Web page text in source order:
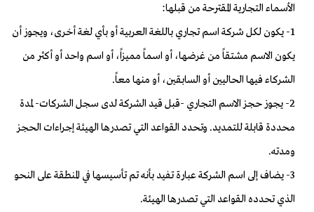
الأسماء التجارية المقترحة من قبلها:
1- يكون لكل شركة اسم تجاري باللغة العربية أو بأي لغة أخرى، ويجوز أن
يكون الاسم مشتقاً من غرضها، أو اسماً مميزاً، أو اسم واحد أو أكثر من
الشركاء فيها الحاليين أو السابقين، أو منها معاً.
2- يجوز حجز الاسم التجاري -قبل قيد الشركة لدى سجل الشركات- لمدة
محددة قابلة للتمديد. وتحدد القواعد التي تصدرها الهيئة إجراءات الحجز
ومدته.
3- يضاف إلى اسم الشركة عبارة تفيد بأنه تم تأسيسها في المنطقة على النحو
الذي تحدده القواعد التي تصدرها الهيئة.